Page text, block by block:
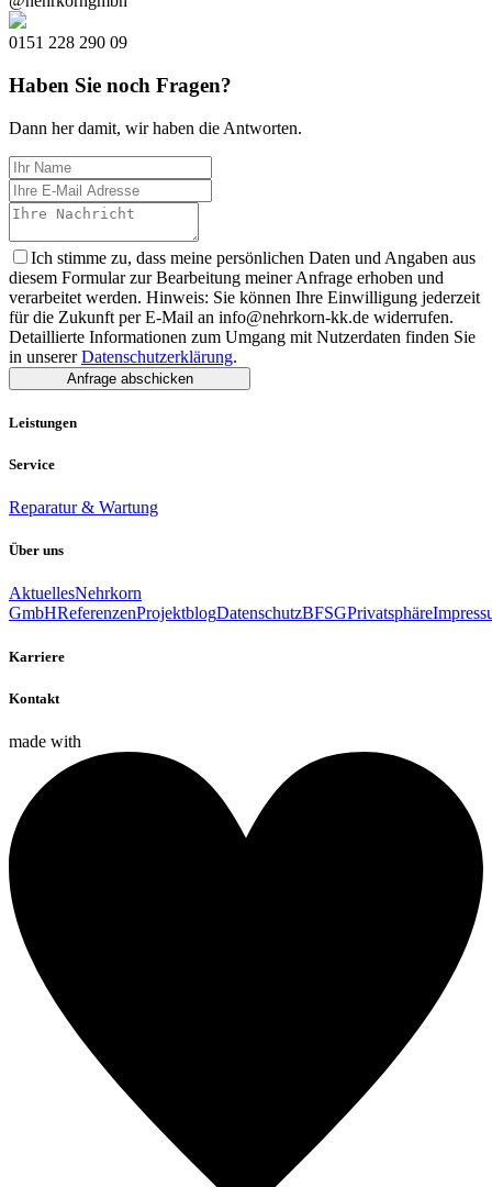
0151 228 290 09
Haben Sie noch Fragen?
Dann her damit, wir haben die Antworten.
Ich stimme zu, dass meine persönlichen Daten und Angaben aus
diesem Formular zur Bearbeitung meiner Anfrage erhoben und
verarbeitet werden. Hinweis: Sie können Ihre Einwilligung jederzeit
für die Zukunft per E-Mail an info@nehrkorn-kk.de widerrufen.
Detaillierte Informationen zum Umgang mit Nutzerdaten finden Sie
in unsererDatenschutzerklärung.
Anfrage abschicken
Leistungen
Service
Reparatur & Wartung
Über uns
AktuellesNehrkorn
GmbHReferenzenProjektblogDatenschutzBFSGPrivatsphäre
Karriere
Kontakt
made with